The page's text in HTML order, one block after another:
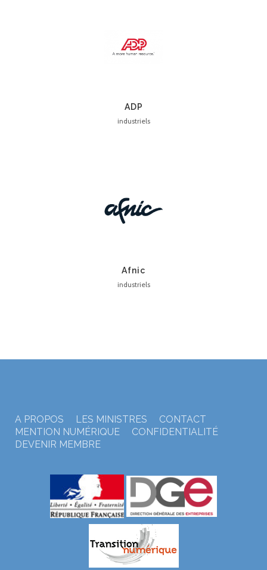
ADP
industriels
Afnic
industriels
A PROPOS LES MINISTRES
CONTACT
MENTION NUMÉRIQUE
CONFIDENTIALITÉ
DEVENIR MEMBRE